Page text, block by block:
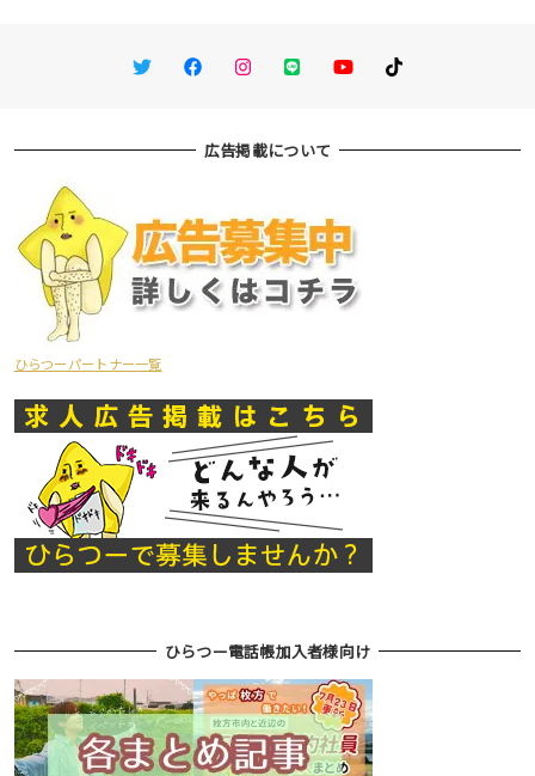
TwitterFacebookInstagram
LINE You TubeTikTok
広告掲載について
ひらつーパートナー一覧
ひらつー電話帳加入者様向け